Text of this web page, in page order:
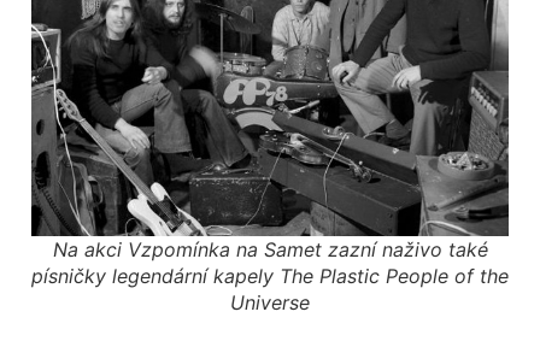
Na akci Vzpomínka na Samet zazní naživo také
písničky legendární kapely The Plastic People of the
Universe